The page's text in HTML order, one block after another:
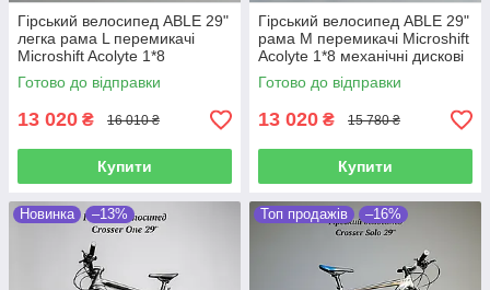
Гірський велосипед ABLE 29"
легка рама L перемикачі
Microshift Acolyte 1*8
механічні дискові гальма JAK
Готово до відправки
13 020 ₴ 16 010 ₴
Купити
Гірський велосипед ABLE 29"
рама M перемикачі Microshift
Acolyte 1*8 механічні дискові
гальма JAK
Готово до відправки
13 020 ₴ 15 780 ₴
Купити
Новинка –13% Топ продажів –16%